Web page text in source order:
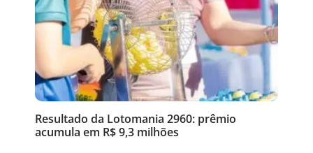
Resultado da Lotomania 2960: prêmio
acumula em R$ 9,3 milhões